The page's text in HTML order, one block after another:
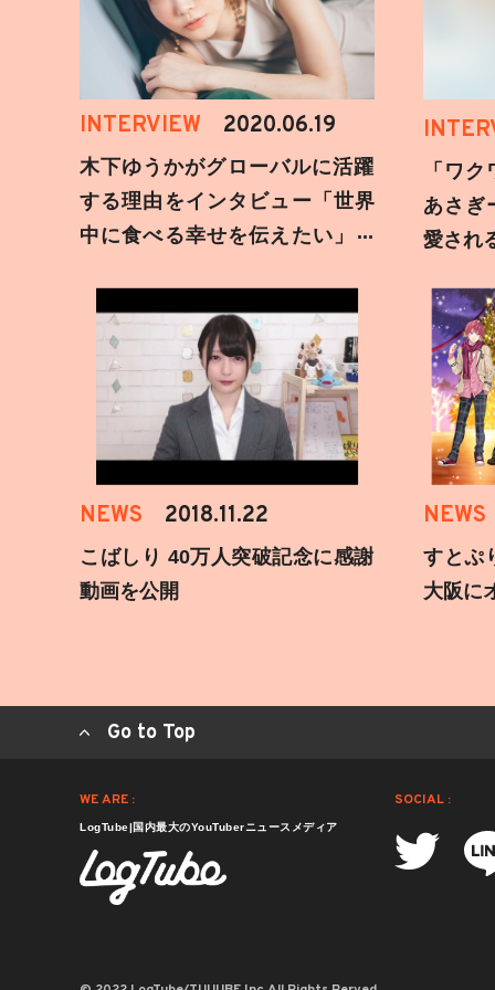
INTERVIEW 2020.06.19
木下ゆうかがグローバルに活躍
する理由をインタビュー「世界
中に食べる幸せを伝えたい」新
「ワ
あさぎ
愛され
NEWS 2018.11.22
こばしり 40万人突破記念に感謝
動画を公開
NEWS
すとぷ
大阪に
Go to Top
WE ARE :
LogTube|国内最大のYouTuberニュースメディア
SOCIAL :